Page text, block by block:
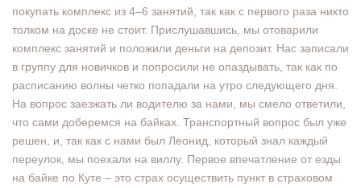
покупать комплекс из 4–6 занятий, так как с первого раза никто
толком на доске не стоит. Прислушавшись, мы отоварили
комплекс занятий и положили деньги на депозит. Нас записали
в группу для новичков и попросили не опаздывать, так как по
расписанию волны четко попадали на утро следующего дня.
На вопрос заезжать ли водителю за нами, мы смело ответили,
что сами доберемся на байках. Транспортный вопрос был уже
решен, и, так как с нами был Леонид, который знал каждый
переулок, мы поехали на виллу. Первое впечатление от езды
на байке по Куте – это страх осуществить пункт в страховом